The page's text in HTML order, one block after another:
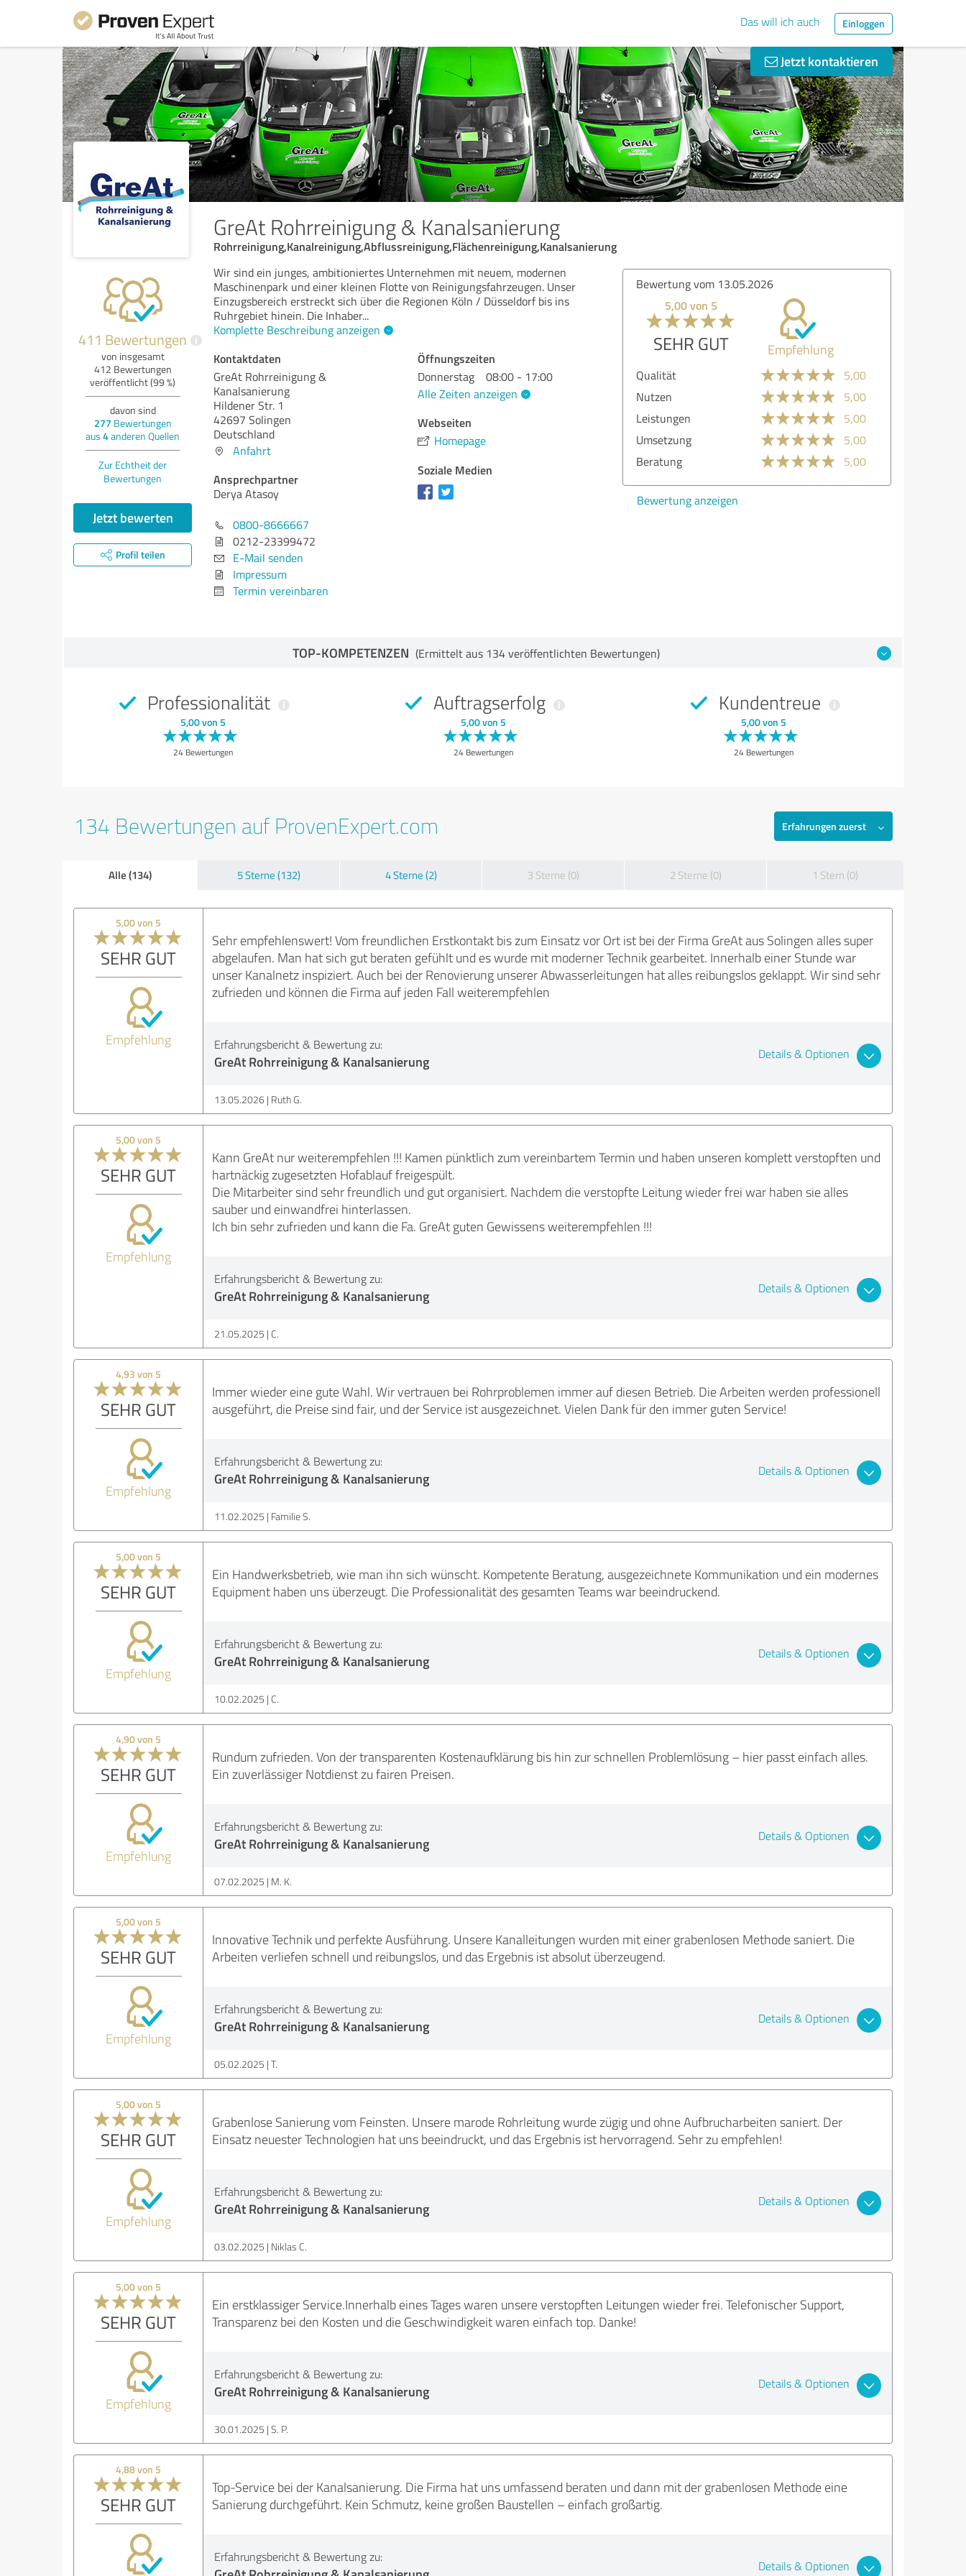
Das will ich auch Einloggen
Jetzt kontaktieren
GreAt Rohrreinigung & Kanalsanierung
Rohrreinigung,Kanalreinigung,Abflussreinigung,Flächenreinigung,Kanalsanierung
411 Bewertungen i
von insgesamt
412 Bewertungen
veröffentlicht (99 %)
davon sind
277 Bewertungen
aus 4anderen Quellen
Zur Echtheit der
Bewertungen
Jetzt bewerten
Profil teilen
Wir sind ein junges, ambitioniertes Unternehmen mit neuem, modernen
Maschinenpark und einer kleinen Flotte von Reinigungsfahrzeugen. Unser
Einzugsbereich erstreckt sich über die Regionen Köln / Düsseldorf bis ins
Ruhrgebiet hinein. Die Inhaber...
Komplette Beschreibung anzeigen
Kontaktdaten
GreAt Rohrreinigung &
Kanalsanierung
Hildener Str. 1
42697 Solingen
Deutschland
Anfahrt
Ansprechpartner
Derya Atasoy
0800-8666667
0212-23399472
E-Mail senden
Impressum
Termin vereinbaren
Öffnungszeiten
Donnerstag
08:00 - 17:00
Alle Zeiten anzeigen
Webseiten
Homepage
Soziale Medien
Bewertung vom 21.05.2025
5,00 von 5
SEHR GUT Empfehlung
Qualität
5,00
Nutzen
5,00
Leistungen
5,00
Umsetzung
5,00
Beratung
5,00
Bewertung anzeigen
TOP-KOMPETENZEN (Ermittelt aus 134 veröffentlichten Bewertungen)
Professionalität
5,00 von 5
24 Bewertungen
Auftragserfolg
5,00 von 5
24 Bewertungen
Kundentreue
5,00 von 5
24 Bewertungen
134 Bewertungen auf ProvenExpert.com Erfahrungen zuerst
Alle (134) 5 Sterne (132) 4 Sterne (2) 3 Sterne (0) 2 Sterne (0) 1 Stern (0)
5,00 von 5
SEHR GUT
Empfehlung
Sehr empfehlenswert! Vom freundlichen Erstkontakt bis zum Einsatz vor Ort ist bei der Firma GreAt aus Solingen alles super
abgelaufen. Man hat sich gut beraten gefühlt und es wurde mit moderner Technik gearbeitet. Innerhalb einer Stunde war
unser Kanalnetz inspiziert. Auch bei der Renovierung unserer Abwasserleitungen hat alles reibungslos geklappt. Wir sind sehr
zufrieden und können die Firma auf jeden Fall weiterempfehlen
Erfahrungsbericht & Bewertung zu:
GreAt Rohrreinigung & Kanalsanierung Details & Optionen
13.05.2026 Ruth G.
5,00 von 5
SEHR GUT
Empfehlung
Kann GreAt nur weiterempfehlen !!! Kamen pünktlich zum vereinbartem Termin und haben unseren komplett verstopften und
hartnäckig zugesetzten Hofablauf freigespült.
Die Mitarbeiter sind sehr freundlich und gut organisiert. Nachdem die verstopfte Leitung wieder frei war haben sie alles
sauber und einwandfrei hinterlassen.
Ich bin sehr zufrieden und kann die Fa. GreAt guten Gewissens weiterempfehlen !!!
Erfahrungsbericht & Bewertung zu:
GreAt Rohrreinigung & Kanalsanierung Details & Optionen
21.05.2025 C.
4,93 von 5
SEHR GUT
Empfehlung
Immer wieder eine gute Wahl. Wir vertrauen bei Rohrproblemen immer auf diesen Betrieb. Die Arbeiten werden professionell
ausgeführt, die Preise sind fair, und der Service ist ausgezeichnet. Vielen Dank für den immer guten Service!
Erfahrungsbericht & Bewertung zu:
GreAt Rohrreinigung & Kanalsanierung Details & Optionen
11.02.2025 Familie S.
5,00 von 5
SEHR GUT
Empfehlung
Ein Handwerksbetrieb, wie man ihn sich wünscht. Kompetente Beratung, ausgezeichnete Kommunikation und ein modernes
Equipment haben uns überzeugt. Die Professionalität des gesamten Teams war beeindruckend.
Erfahrungsbericht & Bewertung zu:
GreAt Rohrreinigung & Kanalsanierung Details & Optionen
10.02.2025 C.
4,90 von 5
SEHR GUT
Empfehlung
Rundum zufrieden. Von der transparenten Kostenaufklärung bis hin zur schnellen Problemlösung – hier passt einfach alles.
Ein zuverlässiger Notdienst zu fairen Preisen.
Erfahrungsbericht & Bewertung zu:
GreAt Rohrreinigung & Kanalsanierung Details & Optionen
07.02.2025 M. K.
5,00 von 5
SEHR GUT
Empfehlung
Innovative Technik und perfekte Ausführung. Unsere Kanalleitungen wurden mit einer grabenlosen Methode saniert. Die
Arbeiten verliefen schnell und reibungslos, und das Ergebnis ist absolut überzeugend.
Erfahrungsbericht & Bewertung zu:
GreAt Rohrreinigung & Kanalsanierung Details & Optionen
05.02.2025 T.
5,00 von 5
SEHR GUT
Empfehlung
Grabenlose Sanierung vom Feinsten. Unsere marode Rohrleitung wurde zügig und ohne Aufbrucharbeiten saniert. Der
Einsatz neuester Technologien hat uns beeindruckt, und das Ergebnis ist hervorragend. Sehr zu empfehlen!
Erfahrungsbericht & Bewertung zu:
GreAt Rohrreinigung & Kanalsanierung Details & Optionen
03.02.2025 Niklas C.
5,00 von 5
SEHR GUT
Empfehlung
Ein erstklassiger Service.Innerhalb eines Tages waren unsere verstopften Leitungen wieder frei. Telefonischer Support,
Transparenz bei den Kosten und die Geschwindigkeit waren einfach top. Danke!
Erfahrungsbericht & Bewertung zu:
GreAt Rohrreinigung & Kanalsanierung Details & Optionen
30.01.2025 S. P.
4,88 von 5
SEHR GUT
Top-Service bei der Kanalsanierung. Die Firma hat uns umfassend beraten und dann mit der grabenlosen Methode eine
Sanierung durchgeführt. Kein Schmutz, keine großen Baustellen – einfach großartig.
Erfahrungsbericht & Bewertung zu:
Details & Optionen